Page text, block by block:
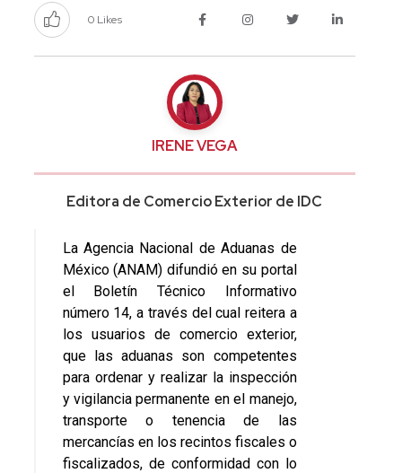
0 Likes
IRENE VEGA
Editora de Comercio Exterior de IDC
La Agencia Nacional de Aduanas de
México (ANAM) difundió en su portal
el Boletín Técnico Informativo
número 14, a través del cual reitera a
los usuarios de comercio exterior,
que las aduanas son competentes
para ordenar y realizar la inspección
y vigilancia permanente en el manejo,
transporte o tenencia de las
mercancías en los recintos fiscales o
fiscalizados, de conformidad con lo